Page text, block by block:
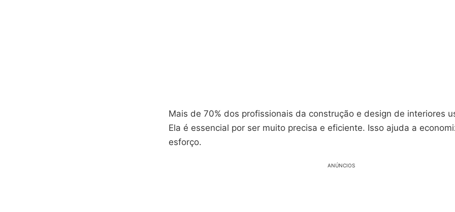
Mais de 70% dos profissionais da construção e design de interiores
Ela é essencial por ser muito precisa e eficiente. Isso ajuda a
esforço.
ANÚNCIOS